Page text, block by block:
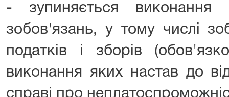
- зупиняється виконання
зобов'язань, у тому числі
податків і зборів
виконання яких настав до
справі про